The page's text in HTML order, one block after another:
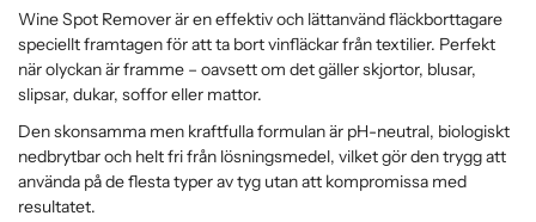
Wine Spot Remover är en effektiv och lättanvänd fläckborttagare
speciellt framtagen för att ta bort vinfläckar från textilier. Perfekt
när olyckan är framme – oavsett om det gäller skjortor, blusar,
slipsar, dukar, soffor eller mattor.
Den skonsamma men kraftfulla formulan är pH-neutral, biologiskt
nedbrytbar och helt fri från lösningsmedel, vilket gör den trygg att
använda på de flesta typer av tyg utan att kompromissa med
resultatet.